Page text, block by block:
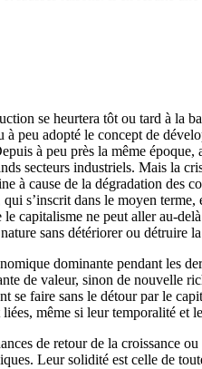
se heurtera tôt ou tard à la
adopté le concept de
à peu près la même
secteurs industriels. Mais la
à cause de la dégradation
s’inscrit dans le moyen
ne peut aller au-
sans détériorer ou détruire
dominante pendant les
de valeur, sinon de nouvelle
faire sans le détour par le
même si leur temporalité et
de retour de la croissance
Leur solidité est celle de